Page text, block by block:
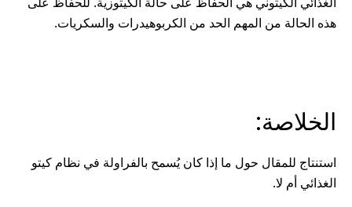
هذه الحالة من المهم الحد من الكربوهيدرات والسكريات.
الخلاصة:
استنتاج للمقال حول ما إذا كان يُسمح بالفراولة في نظام كيتو
الغذائي أم لا.